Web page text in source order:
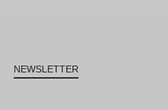
NEWSLETTER